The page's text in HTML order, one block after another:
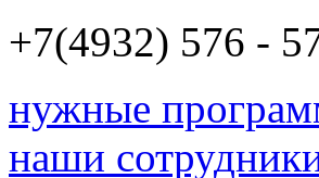
+7(4932) 576 -
нужные
наши